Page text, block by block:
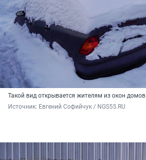
Такой вид открывается жителям из окон домов
Источник: Евгений Софийчук / NGS55.RU